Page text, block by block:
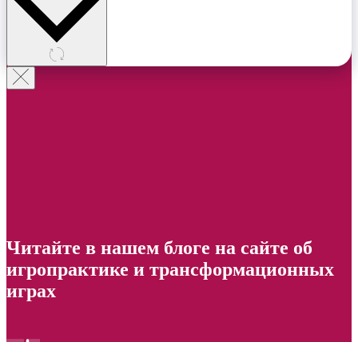
Читайте в нашем блоге на сайте об
игропрактике и трансформационных
играх